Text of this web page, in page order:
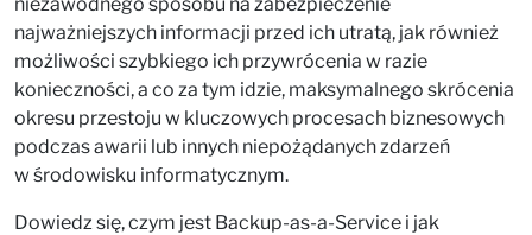
najważniejszych informacji przed ich utratą, jak również
możliwości szybkiego ich przywrócenia w razie
konieczności, a co za tym idzie, maksymalnego skrócenia
okresu przestoju w kluczowych procesach biznesowych
podczas awarii lub innych niepożądanych zdarzeń
w środowisku informatycznym.
Dowiedz się, czym jest Backup-as-a-Service i jak